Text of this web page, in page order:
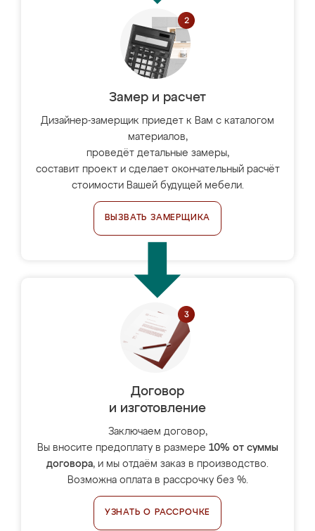
Замер и расчет
Дизайнер-замерщик приедет к Вам с каталогом
материалов,
проведёт детальные замеры,
составит проект и сделает окончательный расчёт
стоимости Вашей будущей мебели.
ВЫЗВАТЬ ЗАМЕРЩИКА
Договор
и изготовление
Заключаем договор,
Вы вносите предоплату в размере 10% от суммы
договора, и мы отдаём заказ в производство.
Возможна оплата в рассрочку без %.
УЗНАТЬ О РАССРОЧКЕ